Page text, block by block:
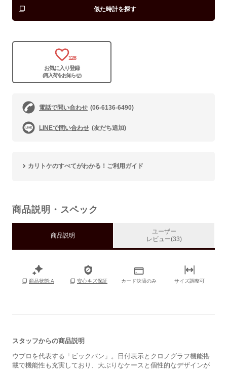
似た時計を探す
128
お気に入り登録
(再入荷をお知らせ)
電話で問い合わせ (06-6136-6490)
LINEで問い合わせ (友だち追加)
カリトケのすべてがわかる！ご利用ガイド
商品説明・スペック
商品説明
ユーザー
レビュー(33)
商品状態:A 安心キズ保証 カード決済のみ サイズ調整可
スタッフからの商品説明
ウブロを代表する「ビックバン」。日付表示とクロノグラフ機能搭
載で機能性も充実しており、大ぶりなケースと個性的なデザインが